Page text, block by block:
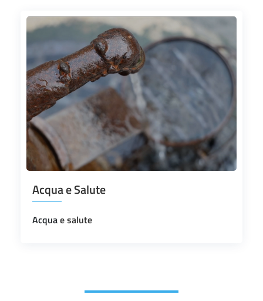
Acqua e Salute
Acquae salute